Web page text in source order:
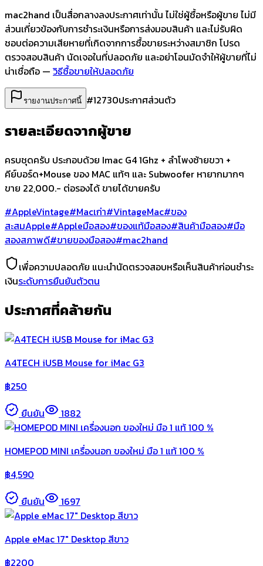
mac2hand เป็นสื่อกลางลงประกาศเท่านั้น ไม่ใช่ผู้ซื้อหรือผู้ขาย ไม่มี
ส่วนเกี่ยวข้องกับการชำระเงินหรือการส่งมอบสินค้า และไม่รับผิด
ชอบต่อความเสียหายที่เกิดจากการซื้อขายระหว่างสมาชิก โปรด
ตรวจสอบสินค้า นัดเจอในที่ปลอดภัย และอย่าโอนมัดจำให้ผู้ขายที่ไม่
น่าเชื่อถือ — วิธีซื้อขายให้ปลอดภัย
รายงานประกาศนี้ #12730ประกาศส่วนตัว
รายละเอียดจากผู้ขาย
ครบชุดครับ ประกอบด้วย Imac G4 1Ghz + ลำโพงซ้ายขวา +
คีย์บอร์ด+Mouse ของ MAC แท้ๆ และ Subwoofer หายากมากๆ
ขาย 22,000.- ต่อรองได้ ขายได้ขายครับ
#AppleVintage#Macเก่า#VintageMac#ของ
สะสมApple#Appleมือสอง#ของแท้มือสอง#สินค้ามือสอง#มือ
สองสภาพดี#ขายของมือสอง#mac2hand
เพื่อความปลอดภัย แนะนำนัดตรวจสอบหรือเห็นสินค้าก่อนชำระ
เงินระดับการยืนยันตัวตน
ประกาศที่คล้ายกัน
A4TECH iUSB Mouse for iMac G3
฿250
ยืนยัน
1882
HOMEPOD MINI เครื่องนอก ของใหม่ มือ 1 แท้ 100 %
฿4,590
ยืนยัน
1697
Apple eMac 17" Desktop สีขาว
฿2200